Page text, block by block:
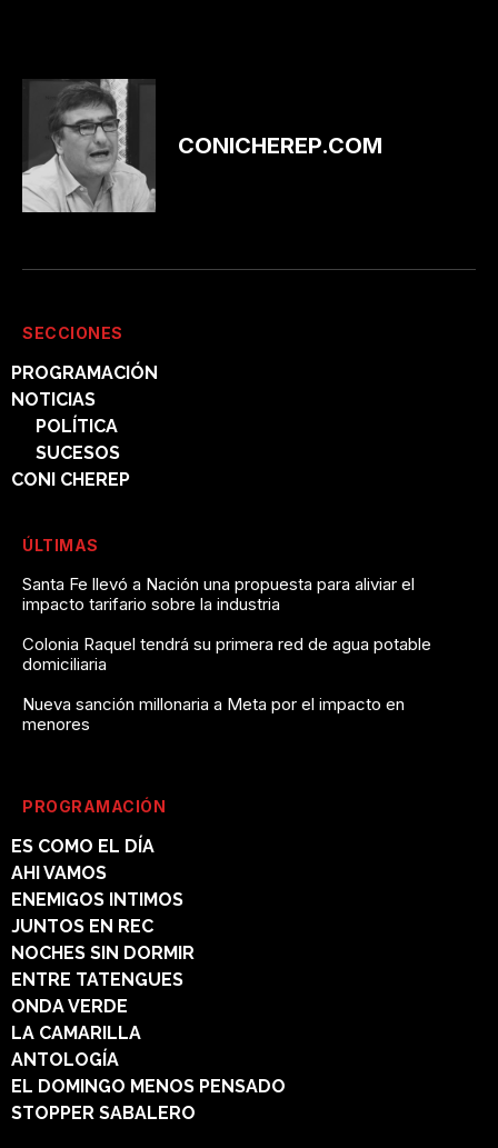
CONICHEREP.COM
SECCIONES
PROGRAMACIÓN
NOTICIAS
POLÍTICA
SUCESOS
CONI CHEREP
ÚLTIMAS
Santa Fe llevó a Nación una propuesta para aliviar el
impacto tarifario sobre la industria
Colonia Raquel tendrá su primera red de agua potable
domiciliaria
Nueva sanción millonaria a Meta por el impacto en
menores
PROGRAMACIÓN
ES COMO EL DÍA
AHI VAMOS
ENEMIGOS INTIMOS
JUNTOS EN REC
NOCHES SIN DORMIR
ENTRE TATENGUES
ONDA VERDE
LA CAMARILLA
ANTOLOGÍA
EL DOMINGO MENOS PENSADO
STOPPER SABALERO